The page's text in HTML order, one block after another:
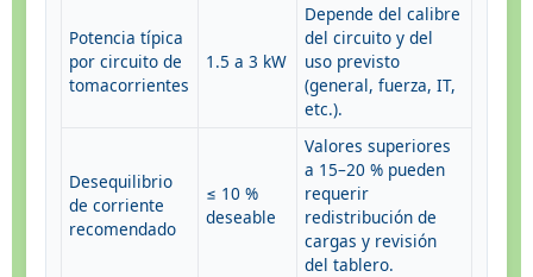
Potencia típica
por circuito de
tomacorrientes
1.5 a 3 kW
Depende del calibre
del circuito y del
uso previsto
(general, fuerza, IT,
etc.).
Desequilibrio
de corriente
recomendado
≤ 10 %
deseable
Valores superiores
a 15–20 % pueden
requerir
redistribución de
cargas y revisión
del tablero.